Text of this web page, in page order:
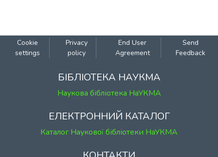
Cookie
settings
Privacy
policy
End User
Agreement
Send
Feedback
БІБЛІОТЕКА НАУКМА
Наукова бібліотека НаУКМА
ЕЛЕКТРОННИЙ КАТАЛОГ
Каталог Наукової бібліотеки НаУКМА